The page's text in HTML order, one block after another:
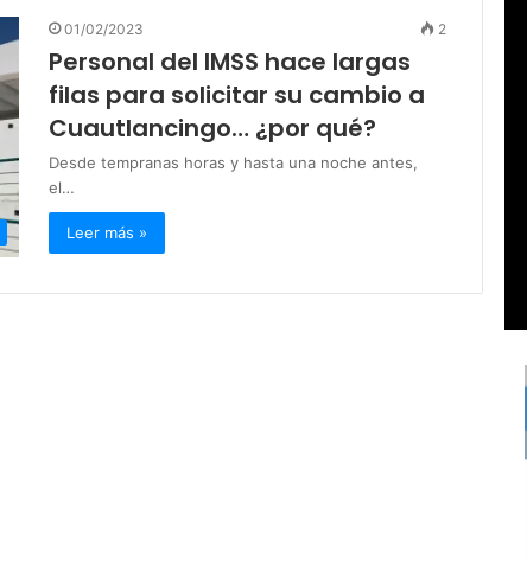
01/02/2023 2
Personal del IMSS hace largas
filas para solicitar su cambio a
Cuautlancingo… ¿por qué?
Desde tempranas horas y hasta una noche antes,
el…
Leer más »